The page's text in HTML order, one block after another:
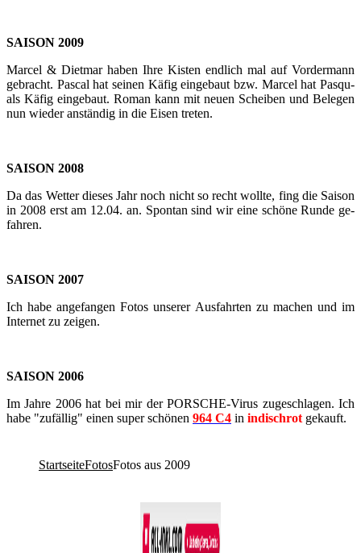
SAI­SON 2009
Mar­cel & Diet­mar haben Ihre Kis­ten end­lich mal auf Vor­der­mann
ge­bracht. Pas­cal hat sei­nen Käfig ein­ge­baut bzw. Mar­cel hat Pas­qu­
als Käfig ein­ge­baut. Roman kann mit neuen Schei­ben und Be­le­gen
nun wie­der an­stän­dig in die Eisen tre­ten.
SAI­SON 2008
Da das Wet­ter die­ses Jahr noch nicht so recht woll­te, fing die Sai­son
in 2008 erst am 12.04. an. Spon­tan sind wir eine schö­ne Runde ge­
fah­ren.
SAI­SON 2007
Ich habe an­ge­fan­gen Fotos un­se­rer Aus­fahr­ten zu ma­chen und im
In­ter­net zu zei­gen.
SAI­SON 2006
Im Jahre 2006 hat bei mir der PORSCHE-​​​​​​​​​​​​​​​​​​​​​​​​​​​​​​​​​​​​​​​​​​​​​​​​​​​​​​​​​​​​​​​​​​​​​​​​​​​​​​​​​​​​​​​​​​​​​​​​​​​​​​​Virus zu­ge­schla­gen. Ich
habe "zu­fäl­lig" einen super schö­nen 964 C4 in in­disch­rot ge­kauft.
StartseiteFotosFotos aus 2009